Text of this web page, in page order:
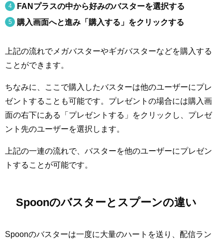
FANプラスの中から好みのバスターを選択する
購入画面へと進み「購入する」をクリックする
上記の流れでメガバスターやギガバスターなどを購入する
ことができます。
ちなみに、ここで購入したバスターは他のユーザーにプレ
ゼントすることも可能です。プレゼントの場合には購入画
面の右下にある「プレゼントする」をクリックし、プレゼ
ント先のユーザーを選択します。
上記の一連の流れで、バスターを他のユーザーにプレゼン
トすることが可能です。
Spoonのバスターとスプーンの違い
Spoonのバスターは一度に大量のハートを送り、配信ラン